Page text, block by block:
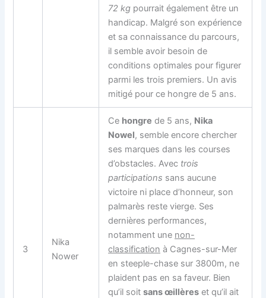
72 kg pourrait également être un
handicap. Malgré son expérience
et sa connaissance du parcours,
il semble avoir besoin de
conditions optimales pour figurer
parmi les trois premiers. Un avis
mitigé pour ce hongre de 5 ans.
3
Nika
Nower
Ce hongre de 5 ans, Nika
Nowel, semble encore chercher
ses marques dans les courses
d’obstacles. Avec trois
participations sans aucune
victoire ni place d’honneur, son
palmarès reste vierge. Ses
dernières performances,
notamment une non-
classification à Cagnes-sur-Mer
en steeple-chase sur 3800m, ne
plaident pas en sa faveur. Bien
qu’il soitsans œillères et qu’il ait